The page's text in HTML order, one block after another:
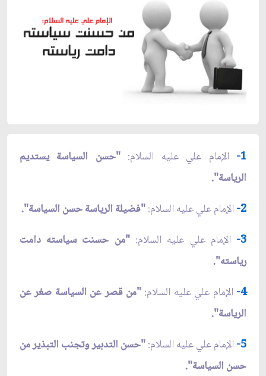
1- الإمام علي عليه السلام: "حسن السياسة يستديم
الرياسة".
2- الإمام علي عليه السلام:"فضيلة الرياسة حسن السياسة".
3- الإمام علي عليه السلام:"من حسنت سياسته دامت
رياسته".
4- الإمام علي عليه السلام: "من قصر عن السياسة صغر عن
الرياسة".
5- الإمام علي عليه السلام:"حسن التدبير وتجنب التبذير من
حسن السياسة".